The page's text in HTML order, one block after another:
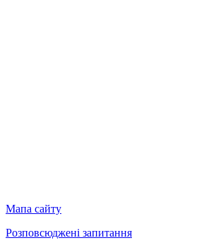
Мапа сайту
Розповсюджені запитання